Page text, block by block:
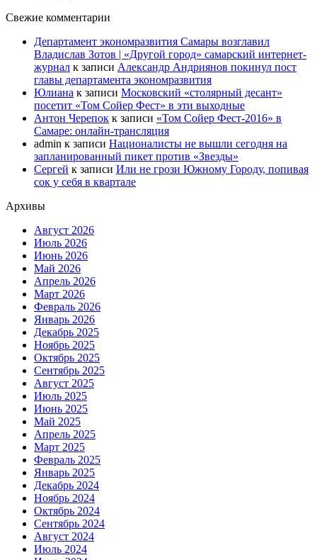
Свежие комментарии
Департамент экономразвития Самары возглавил
Владислав Зотов | «Другой город» самарский интернет-
журнал к записи Александр Андриянов покинул пост
главы департамента экономразвития
Юлиана к записи Московский «столярный десант»
посетит «Том Сойер Фест» в эти выходные
Антон Черепок к записи «Том Сойер Фест-2016» в
Самаре: онлайн-трансляция
admin к записи Националисты не вышли сегодня на
запланированный пикет против «Звезды»
Сергей к записи Или не грози Южному Городу, попивая
сок у себя в квартале
Архивы
Август 2026
Июль 2026
Июнь 2026
Май 2026
Апрель 2026
Март 2026
Февраль 2026
Январь 2026
Декабрь 2025
Ноябрь 2025
Октябрь 2025
Сентябрь 2025
Август 2025
Июль 2025
Июнь 2025
Май 2025
Апрель 2025
Март 2025
Февраль 2025
Январь 2025
Декабрь 2024
Ноябрь 2024
Октябрь 2024
Сентябрь 2024
Август 2024
Июль 2024